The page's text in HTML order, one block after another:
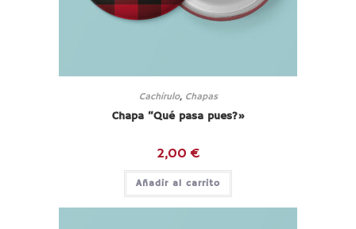
Cachirulo, Chapas
Chapa “Qué pasa pues?»
2,00 €
Añadir al carrito